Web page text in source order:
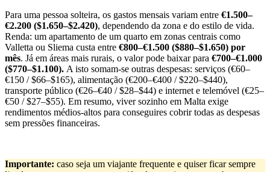
Para uma pessoa solteira, os gastos mensais variam entre €1.500–
€2.200 ($1.650–$2.420), dependendo da zona e do estilo de vida.
Renda: um apartamento de um quarto em zonas centrais como
Valletta ou Sliema custa entre €800–€1.500 ($880–$1.650) por
mês. Já em áreas mais rurais, o valor pode baixar para €700–€1.000
($770–$1.100). A isto somam-se outras despesas: serviços (€60–
€150 / $66–$165), alimentação (€200–€400 / $220–$440),
transporte público (€26–€40 / $28–$44) e internet e telemóvel (€25–
€50 / $27–$55). Em resumo, viver sozinho em Malta exige
rendimentos médios-altos para conseguires cobrir todas as despesas
sem pressões financeiras.
Importante: caso seja um viajante frequente e quiser ficar sempre